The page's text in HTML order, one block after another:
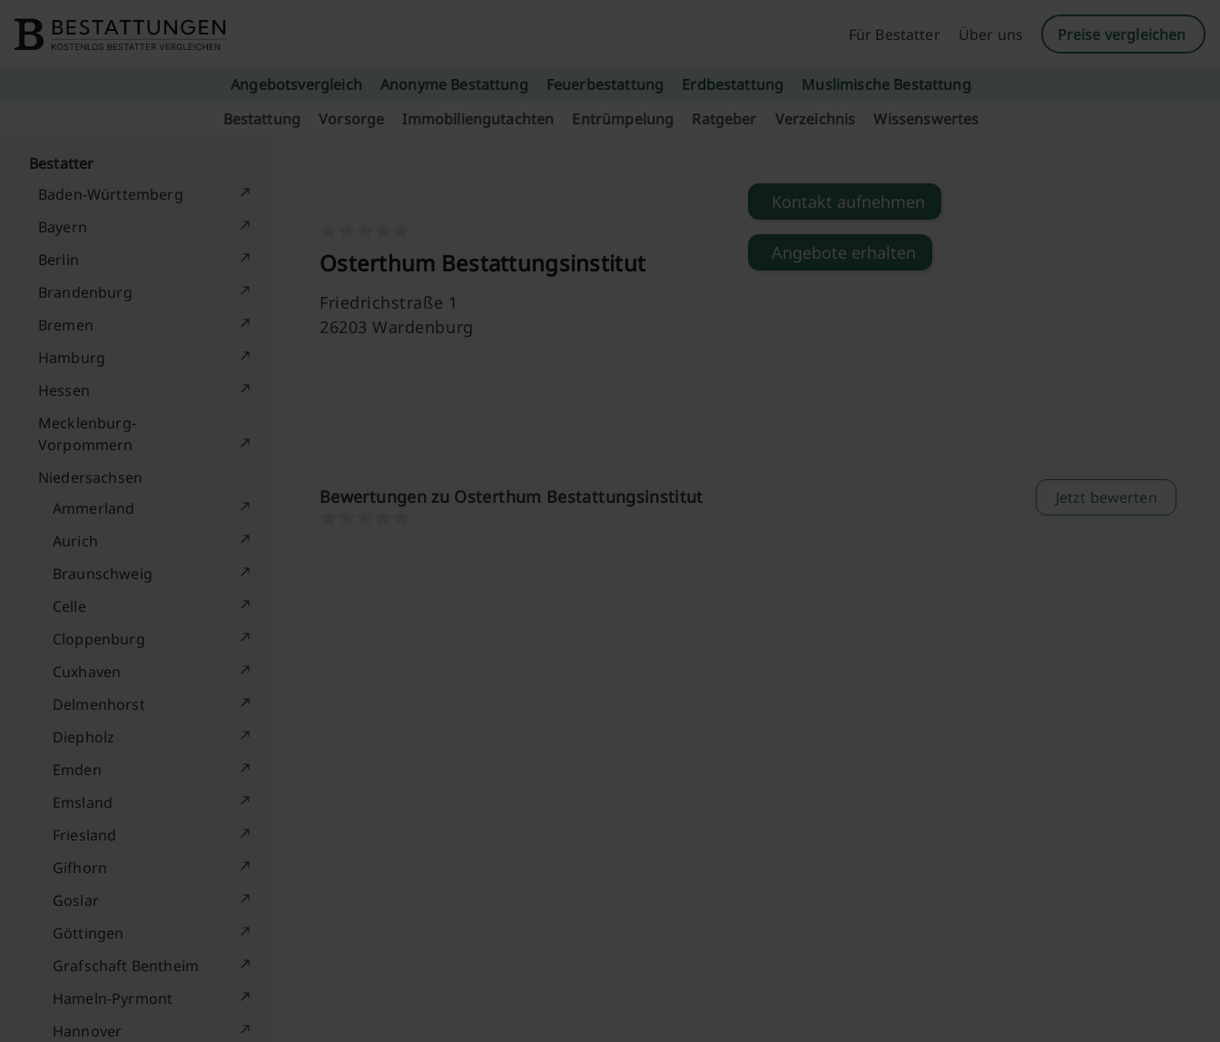
Für Bestatter
Über uns Preise vergleichen
Angebotsvergleich Anonyme Bestattung Feuerbestattung Erdbestattung
Muslimische Bestattung
Bestattung
Vorsorge Immobiliengutachten Entrümpelung Ratgeber Verzeichnis Wissenswertes
Bestatter
Baden-Württemberg
Bayern
Berlin
Brandenburg
Bremen
Hamburg
Hessen
Mecklenburg-
Vorpommern
Niedersachsen
Ammerland
Aurich
Braunschweig
Celle
Cloppenburg
Cuxhaven
Delmenhorst
Diepholz
Emden
Emsland
Friesland
Gifhorn
Goslar
Göttingen
Grafschaft Bentheim
Hameln-Pyrmont
Hannover
Osterthum Bestattungsinstitut
Friedrichstraße 1
26203 Wardenburg
Kontakt aufnehmen
Angebote erhalten
Bewertungen zu Osterthum Bestattungsinstitut Jetzt bewerten